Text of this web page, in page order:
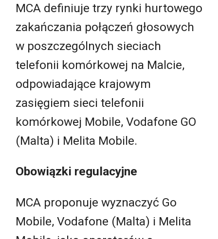
MCA definiuje trzy rynki hurtowego
zakańczania połączeń głosowych
w poszczególnych sieciach
telefonii komórkowej na Malcie,
odpowiadające krajowym
zasięgiem sieci telefonii
komórkowej Mobile, Vodafone GO
(Malta) i Melita Mobile.
Obowiązki regulacyjne
MCA proponuje wyznaczyć Go
Mobile, Vodafone (Malta) i Melita